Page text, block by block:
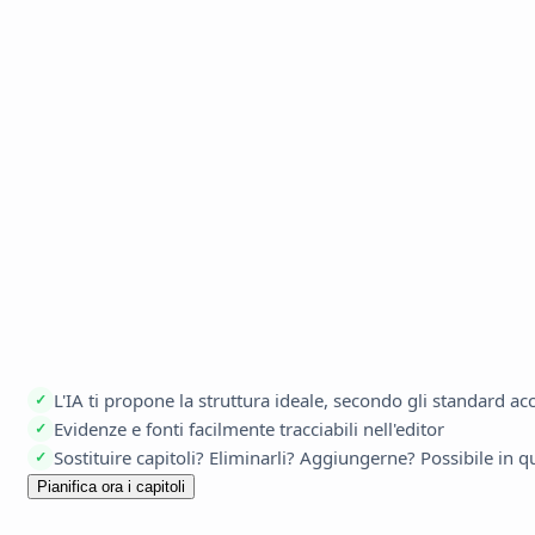
✓ L'IA ti propone la struttura ideale, secondo gli standard
✓ Evidenze e fonti facilmente tracciabili nell'editor
✓ Sostituire capitoli? Eliminarli? Aggiungerne? Possibile in
Pianifica ora i capitoli